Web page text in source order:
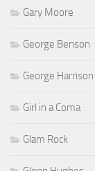
Gary Moore
George Benson
George Harrison
Girl in a Coma
Glam Rock